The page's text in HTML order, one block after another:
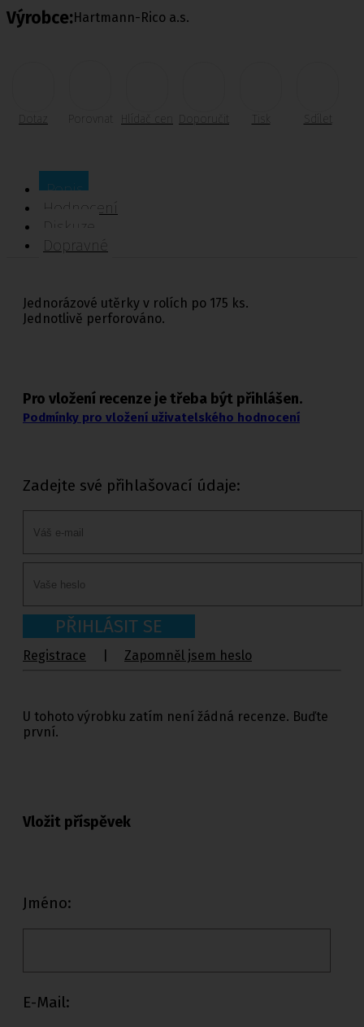
Výrobce:Hartmann-Rico a.s.
Dotaz Porovnat Doporučit Tisk Sdílet
Popis
Hodnocení
Diskuze
Dopravné
Jednorázové utěrky v rolích po 175 ks.
Jednotlivě perforováno.
Pro vložení recenze je třeba být přihlášen.
Podmínky pro vložení uživatelského hodnocení
Zadejte své přihlašovací údaje:
PŘIHLÁSIT SE
Registrace Zapomněl jsem heslo
U tohoto výrobku zatím není žádná recenze. Buďte
první.
Vložit příspěvek
Jméno:
E-Mail: